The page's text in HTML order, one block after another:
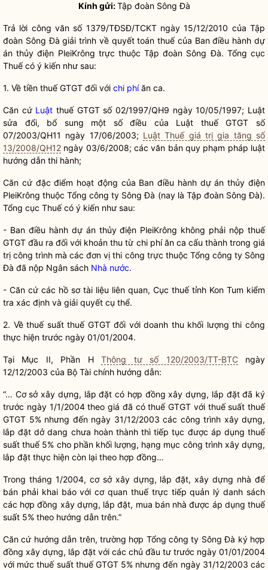
Kính gửi:Tập đoàn Sông Đà
Trả lời công văn số 1379/TĐSĐ/TCKT ngày 15/12/2010 của Tập
đoàn Sông Đà giải trình về quyết toán thuế của Ban điều hành dự
án thủy điện PleiKrông trực thuộc Tập đoàn Sông Đà. Tổng cục
Thuế có ý kiến như sau:
1. Về tiền thuế GTGT đối với chi phíăn ca.
Căn cứ Luật thuế GTGT số 02/1997/QH9 ngày 10/05/1997; Luật
sửa đổi, bổ sung một số điều của Luật thuế GTGT số
07/2003/QH11 ngày 17/06/2003; Luật Thuế giá trị gia tăng số
13/2008/QH12 ngày 03/6/2008; các văn bản quy phạm pháp luật
hướng dẫn thi hành;
Căn cứ đặc điểm hoạt động của Ban điều hành dự án thủy điện
PleiKrông thuộc Tổng công ty Sông Đà (nay là Tập đoàn Sông Đà).
Tổng cục Thuế có ý kiến như sau:
- Ban điều hành dự án thủy điện PleiKrông không phải nộp thuế
GTGT đầu ra đối với khoản thu từ chi phíăn ca cấu thành trong giá
trị công trình mà các đơn vị thi công trực thuộc Tổng công ty Sông
Đà đã nộp Ngân sách Nhà nước.
- Căn cứ các hồ sơ tài liệu liên quan, Cục thuế tỉnh Kon Tum kiểm
tra xác định và giải quyết cụ thể.
2. Về thuế suất thuế GTGT đối với doanh thu khối lượng thi công
thực hiện trước ngày 01/01/2004.
Tại Mục II, Phần HThông tư số 120/2003/TT-BTCngày
12/12/2003 của Bộ Tài chính hướng dẫn:
“… Cơ sở xây dựng, lắp đặt có hợp đồng xây dựng, lắp đặt đã ký
trước ngày 1/1/2004 theo giá đã có thuế GTGT với thuế suất thuế
GTGT 5% nhưng đến ngày 31/12/2003 các công trình xây dựng,
lắp đặt dở dang chưa hoàn thành thì tiếp tục được áp dụng thuế
suất thuế 5% cho phần khối lượng, hạng mục công trình xây dựng,
lắp đặt thực hiện còn lại theo hợp đồng…
Trong tháng 1/2004, cơ sở xây dựng, lắp đặt, xây dựng nhà để
bán phải khai báo với cơ quan thuế trực tiếp quản lý danh sách
các hợp đồng xây dựng, lắp đặt, mua bán nhà được áp dụng thuế
suất 5% theo hướng dẫn trên.”
Căn cứ hướng dẫn trên, trường hợp Tổng công ty Sông Đà ký hợp
đồng xây dựng, lắp đặt với các chủ đầu tư trước ngày 01/01/2004
với mức thuế suất thuế GTGT 5% nhưng đến ngày 31/12/2003 các